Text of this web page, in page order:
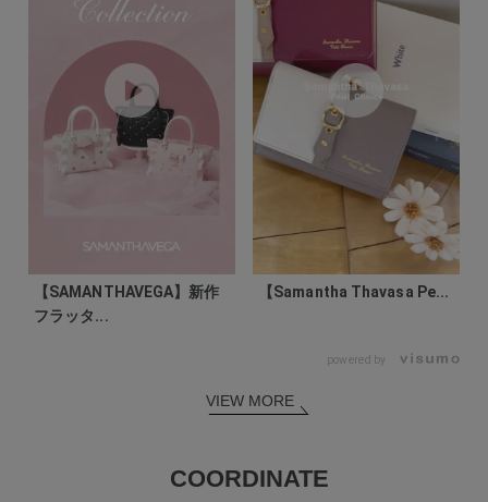
【SAMANTHAVEGA】新作
フラッタ...
【Samantha Thavasa Pe...
powered by
VIEW MORE
COORDINATE